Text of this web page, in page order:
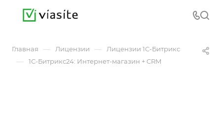
Главная — Лицензии — Лицензии 1С-Битрикс
— 1С-Битрикс24: Интернет-магазин + CRM